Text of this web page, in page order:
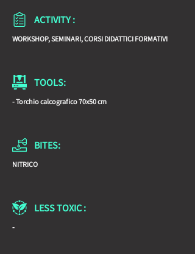
ACTIVITY :
WORKSHOP, SEMINARI, CORSI DIDATTICI FORMATIVI
TOOLS:
- Torchio calcografico 70x50 cm
BITES:
NITRICO
LESS TOXIC :
-